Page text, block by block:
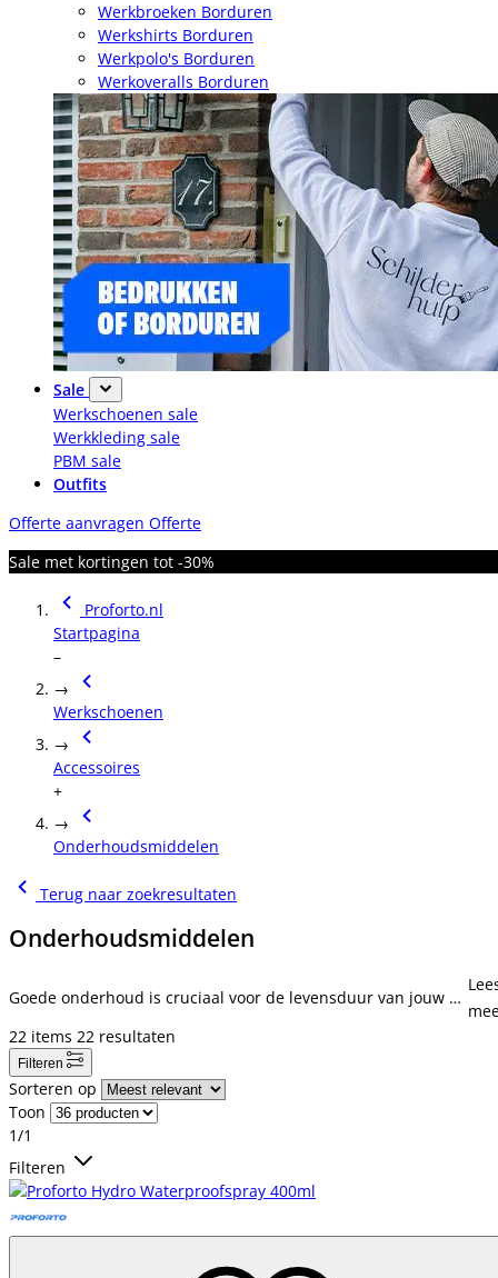
Werkbroeken Borduren
Werkshirts Borduren
Werkpolo's Borduren
Werkoveralls Borduren
Sale
Werkschoenen sale
Werkkleding sale
PBM sale
Outfits
Offerte aanvragen Offerte
Sale met kortingen tot -30%
Proforto.nl
Startpagina
–
→
Werkschoenen
→
Accessoires
+
→
Onderhoudsmiddelen
Terug naar zoekresultaten
Onderhoudsmiddelen
Goede onderhoud is cruciaal voor de levensduur van jouw w
Proforto tal van onderhoudsmiddelen kopen die je te hulp st
aan bij het onderhouden van je werkschoenen, werklaarzen,
of je werkklompen. Bekijk hieronder het assortiment onderho
udsmiddelen.
22 items 22 resultaten
Filteren
Sorteren op
Toon
1/1
Filteren